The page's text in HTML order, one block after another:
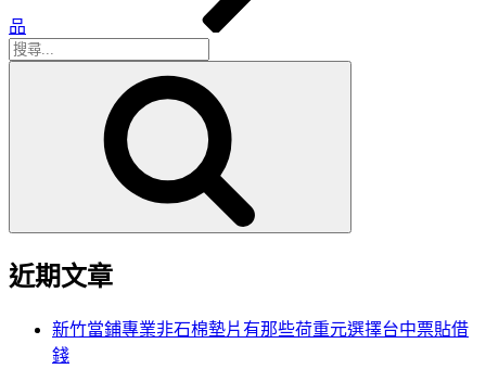
品
搜
近期文章
新竹當鋪專業非石棉墊片有那些荷重元選擇台中票貼借
錢